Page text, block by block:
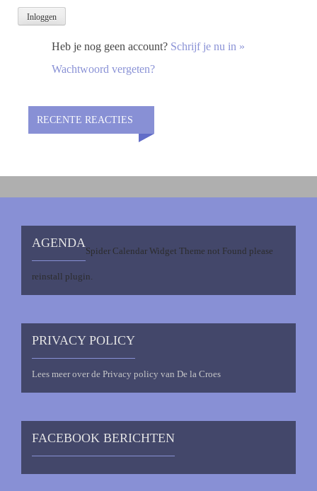
Heb je nog geen account? Schrijf je nu in »
Wachtwoord vergeten?
RECENTE REACTIES
AGENDA
Spider Calendar Widget Theme not Found please
reinstall plugin.
PRIVACY POLICY
Lees meer over de Privacy policy van De la Croes
FACEBOOK BERICHTEN